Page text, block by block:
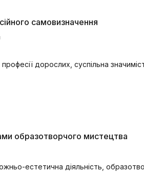
самовизначення
дорослих, суспільна
образотворчого мистецтва
естетична діяльність,